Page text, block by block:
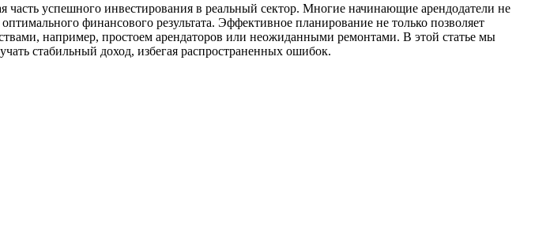
успешного инвестирования в реальный сектор. Многие начинающие арендодатели не
финансового результата. Эффективное планирование не только позволяет
например, простоем арендаторов или неожиданными ремонтами. В этой статье мы
стабильный доход, избегая распространенных ошибок.